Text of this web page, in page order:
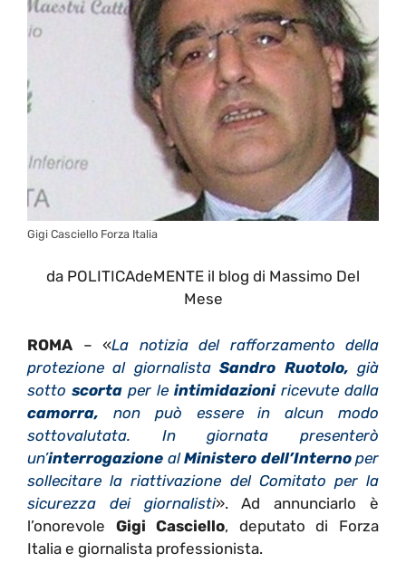
Gigi Casciello Forza Italia
da POLITICAdeMENTE il blog di Massimo Del
Mese
ROMA – «La notizia del rafforzamento della
protezione al giornalistaSandro Ruotolo, già
sotto scorta per le intimidazioniricevute dalla
camorra, non può essere in alcun modo
sottovalutata. In giornata presenterò
un’interrogazione alMinistero dell’Internoper
sollecitare la riattivazione del Comitato per la
sicurezza dei giornalisti». Ad annunciarlo è
l’onorevole Gigi Casciello, deputato di Forza
Italia e giornalista professionista.